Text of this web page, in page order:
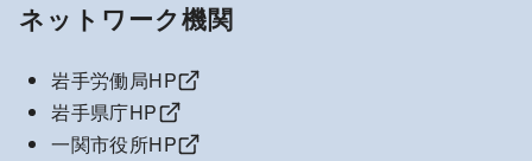
ネットワーク機関
岩手労働局HP
岩手県庁HP
一関市役所HP